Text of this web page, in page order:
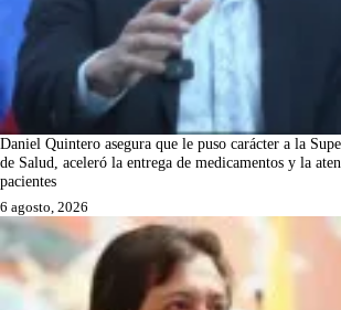
Daniel Quintero asegura que le puso carácter a la
de Salud, aceleró la entrega de medicamentos y la
pacientes
6 agosto, 2026